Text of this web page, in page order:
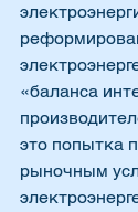
«баланса
это попытка
рыночным